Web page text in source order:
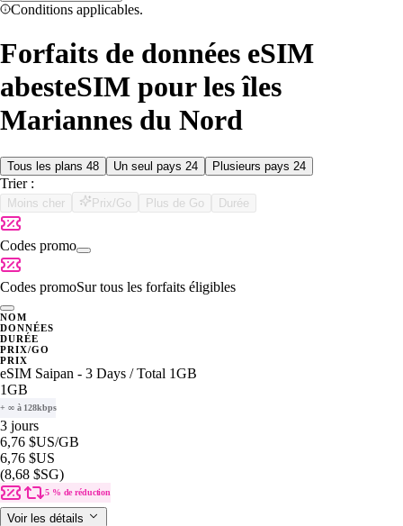
Conditions applicables.
Forfaits de données eSIM
abesteSIM pour les îles
Mariannes du Nord
Tous les plans 48 Un seul pays 24 Plusieurs pays 24
Trier :
Moins cher Prix/Go Plus de Go Durée
Codes promo
Codes promoSur tous les forfaits éligibles
NOM
DONNÉES
DURÉE
PRIX/GO
PRIX
eSIM Saipan - 3 Days / Total 1GB
1GB
+ ∞ à 128kbps
3 jours
6,76 $US/GB
6,76 $US
(8,68 $SG)
5 % de réduction
Voir les détails